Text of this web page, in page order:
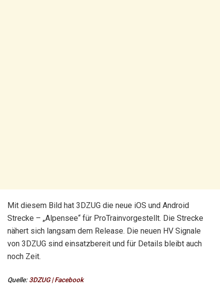
Mit diesem Bild hat 3DZUG die neue iOS und Android
Strecke – „Alpensee“ für ProTrainvorgestellt. Die Strecke
nähert sich langsam dem Release. Die neuen HV Signale
von 3DZUG sind einsatzbereit und für Details bleibt auch
noch Zeit.
Quelle:3DZUG | Facebook